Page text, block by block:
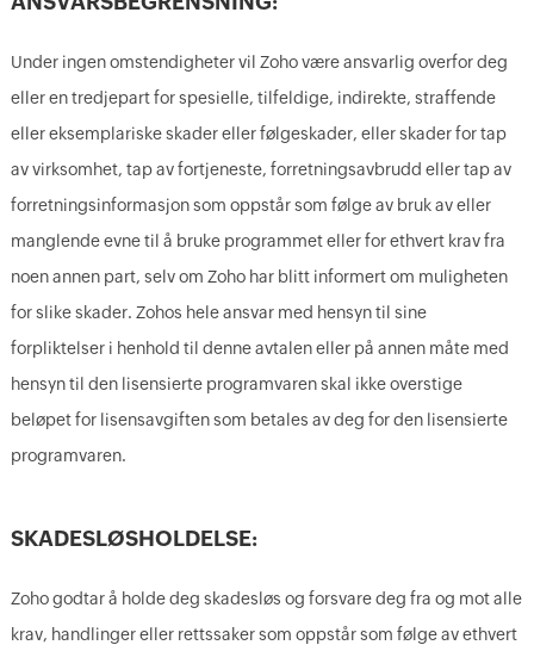
Under ingen omstendigheter vil Zoho være ansvarlig overfor deg
eller en tredjepart for spesielle, tilfeldige, indirekte, straffende
eller eksemplariske skader eller følgeskader, eller skader for tap
av virksomhet, tap av fortjeneste, forretningsavbrudd eller tap av
forretningsinformasjon som oppstår som følge av bruk av eller
manglende evne til å bruke programmet eller for ethvert krav fra
noen annen part, selv om Zoho har blitt informert om muligheten
for slike skader. Zohos hele ansvar med hensyn til sine
forpliktelser i henhold til denne avtalen eller på annen måte med
hensyn til den lisensierte programvaren skal ikke overstige
beløpet for lisensavgiften som betales av deg for den lisensierte
programvaren.
SKADESLØSHOLDELSE:
Zoho godtar å holde deg skadesløs og forsvare deg fra og mot alle
krav, handlinger eller rettssaker som oppstår som følge av ethvert